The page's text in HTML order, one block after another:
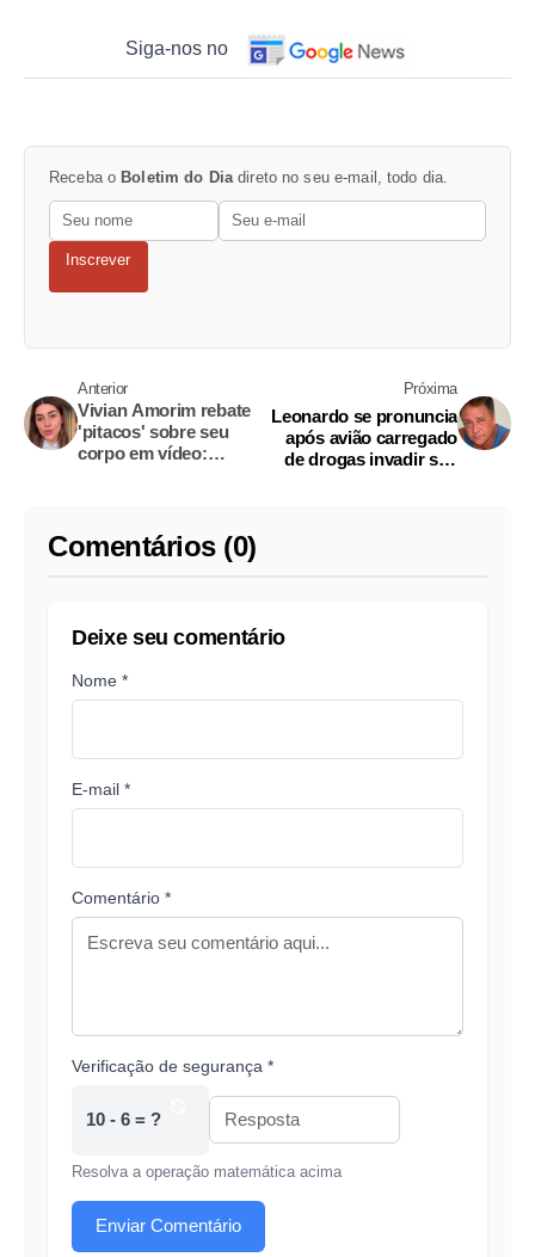
Siga-nos no
Receba o Boletim do Diadireto no seu e-mail, todo dia.
Inscrever
Anterior
Vivian Amorim rebate
'pitacos' sobre seu
corpo em vídeo:
Próxima
Leonardo se pronuncia
após avião carregado
de drogas invadir sua
Comentários (0)
Deixe seu comentário
Nome *
E-mail *
Comentário *
Verificação de segurança *
10 - 6 = ?
Resolva a operação matemática acima
Enviar Comentário